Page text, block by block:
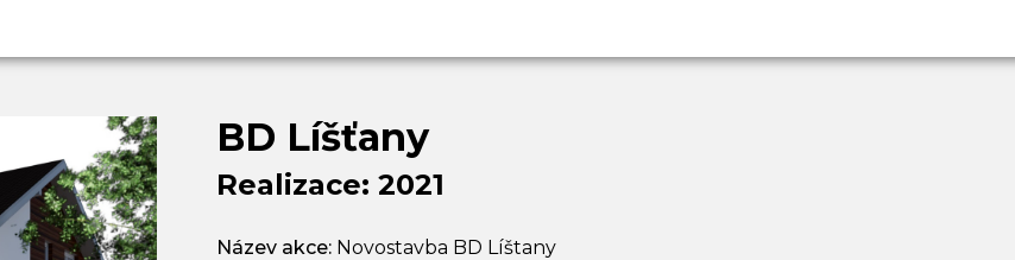
BD Líšťany
Realizace: 2021
Název akce: Novostavba BD Líštany